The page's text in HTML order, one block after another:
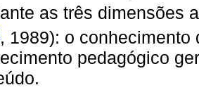
as três dimensões
, 1989): o
pedagógico